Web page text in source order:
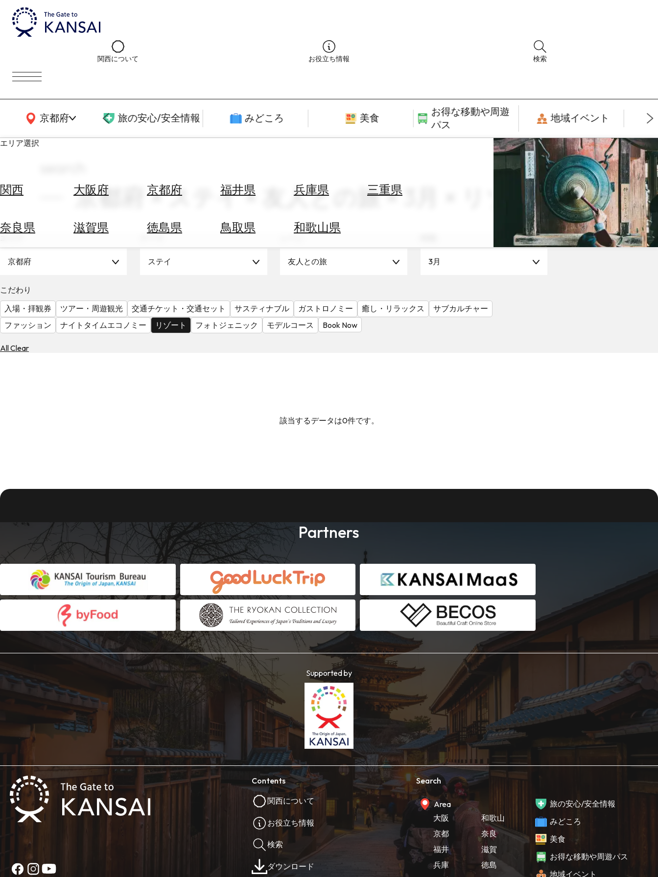
関西について お役立ち情報 検索
京都府
関西広域MAP 旅の安心/安全情報 みどころ 美食
お得な移動や周遊
パス
地域イベント
エリア選択
関西 大阪府 京都府 福井県 兵庫県 三重県
奈良県 滋賀県 徳島県 鳥取県 和歌山県
ホ
す
替
を
調
べ
天
京都府 × ステイ × 友人との旅 × 3月 × リゾート
京都府 ステイ 友人との旅 3月
こだわり
入場・拝観券
ツアー・周遊観光 交通チケット・交通セット サスティナブル ガストロノミー 癒し・リラックス
サブカルチャー
ファッション
ナイトタイムエコノミー リゾート フォトジェニック モデルコース Book Now
All Clear
該当するデータは0件です。
Partners
Supported by
Contents
関西について
お役立ち情報
検索
ダウンロード
Search
Area
大阪
京都
福井
兵庫
和歌山
奈良
滋賀
徳島
旅の安心/安全情報
みどころ
美食
お得な移動や周遊パス
地域イベント